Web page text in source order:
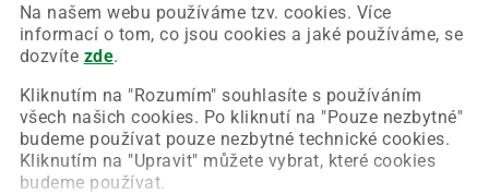
Na našem webu používáme tzv. cookies. Více
informací o tom, co jsou cookies a jaké používáme, se
dozvíte zde.
Kliknutím na "Rozumím" souhlasíte s používáním
všech našich cookies. Po kliknutí na "Pouze nezbytné"
budeme používat pouze nezbytné technické cookies.
Kliknutím na "Upravit" můžete vybrat, které cookies
budeme používat.
Chyba nastala na naší straně a už ji opravujeme.
Zkuste prosím znovu načíst požadovanou stránku.
Obnovit stránku Úvodní strana